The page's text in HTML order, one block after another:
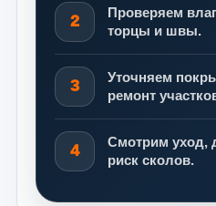
2
Проверяем
торцы и швы.
3
Уточняем
ремонт
4
Смотрим уход,
риск сколов.